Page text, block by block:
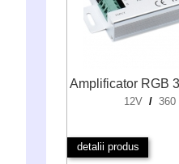
Amplificator RGB
12V / 360
detalii produs